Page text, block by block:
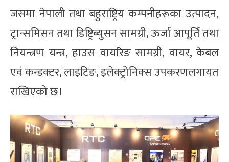
जसमा नेपाली तथा बहुराष्ट्रिय कम्पनीहरूका उत्पादन,
ट्रान्समिसन तथा डिष्ट्रिब्युसन सामग्री, ऊर्जा आपूर्ति तथा
नियन्त्रण यन्त्र, हाउस वायरिङ सामग्री, वायर, केबल
एवं कन्डक्टर, लाइटिङ, इलेक्ट्रोनिक्स उपकरणलगायत
राखिएको छ।